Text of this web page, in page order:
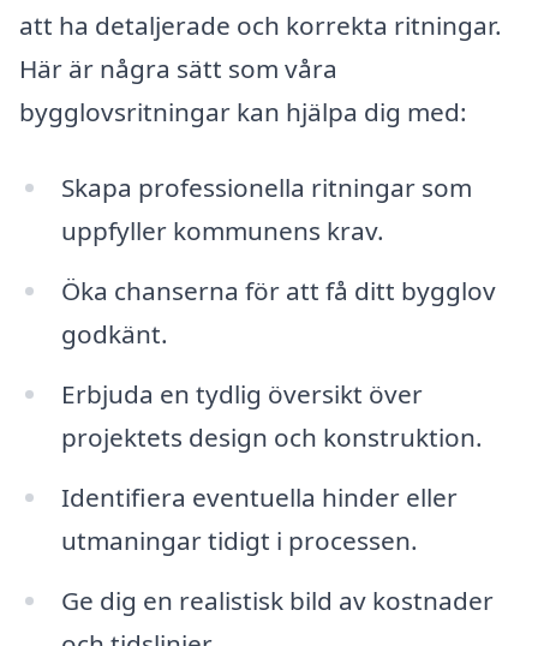
att ha detaljerade och korrekta ritningar.
Här är några sätt som våra
bygglovsritningar kan hjälpa dig med:
Skapa professionella ritningar som
uppfyller kommunens krav.
Öka chanserna för att få ditt bygglov
godkänt.
Erbjuda en tydlig översikt över
projektets design och konstruktion.
Identifiera eventuella hinder eller
utmaningar tidigt i processen.
Ge dig en realistisk bild av kostnader